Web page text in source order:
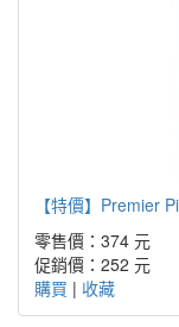
【特價】Premier
零售價：374 元
促銷價： 252 元
購買 | 收藏